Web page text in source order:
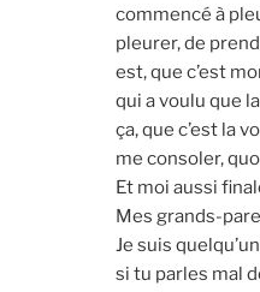
com­men­cé à
pleu­rer, de
est, que c’est
qui a vou­lu que
ça, que c’est la
me conso­ler,
Et moi aus­si
Mes grands-
Je suis
si tu parles mal